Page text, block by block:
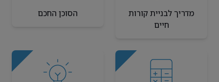
מדריך לבניית קורות
חיים
הסוכן החכם